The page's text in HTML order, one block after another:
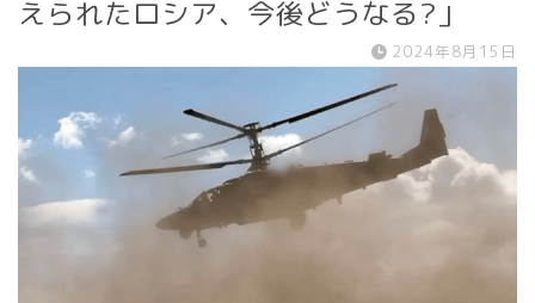
えられたロシア、今後どうなる?」
2024年8月15日